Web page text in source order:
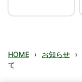
HOME › お知らせ ›
て